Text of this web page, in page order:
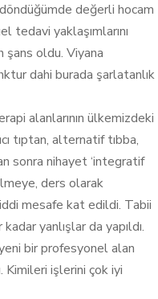
değerli hocam
tedavi yaklaşımlarını
şans oldu. Viyana
dahi burada şarlatanlık
alanlarının ülkemizdeki
tıptan, alternatif tıbba,
sonra nihayet ‘integratif
ders olarak
mesafe kat edildi. Tabii
yanlışlar da yapıldı.
bir profesyonel alan
işlerini çok iyi